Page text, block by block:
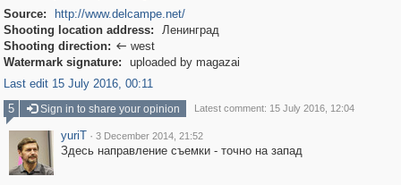
Source:
http://www.delcampe.net/
Shooting location address:
Ленинград
Shooting direction:  west
Watermark signature:
uploaded by magazai
Last edit 15 July 2016, 00:11
5
Sign in to share your opinion Latest comment: 15 July 2016, 12:04
yuriT · 3 December 2014, 21:52
Здесь направление съемки - точно на запад